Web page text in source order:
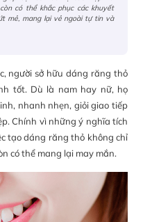
có thể khắc phục các khuyết
mẻ, mang lại vẻ ngoài tự tin và
người sở hữu dáng răng thỏ
tốt. Dù là nam hay nữ, họ
nhanh nhẹn, giỏi giao tiếp
Chính vì những ý nghĩa tích
tạo dáng răng thỏ không chỉ
có thể mang lại may mắn.